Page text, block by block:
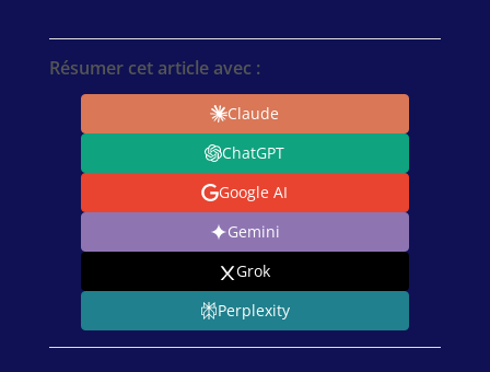
Résumer cet article avec :
Claude
ChatGPT
Google AI
Gemini
Grok
Perplexity